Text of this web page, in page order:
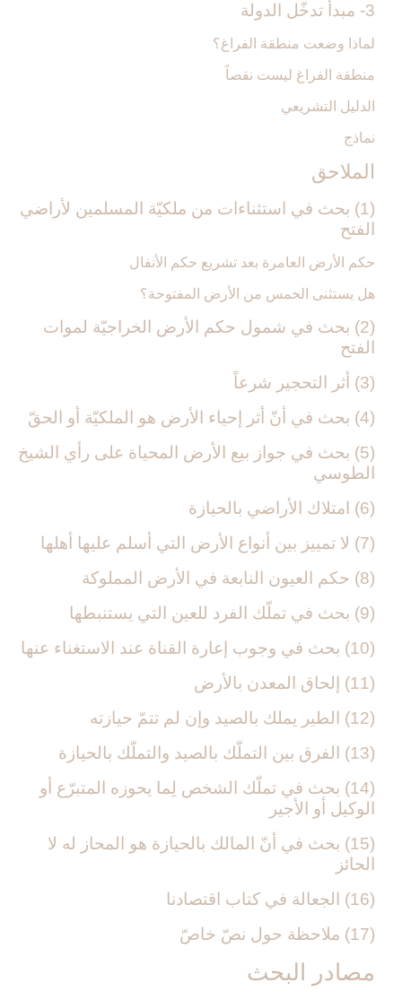
3- مبدأ تدخّل الدولة
لماذا وضعت منطقة الفراغ؟
منطقة الفراغ ليست نقصاً
الدليل التشريعي
نماذج
الملاحق‏
(1) بحث في استثناءات من ملكيّة المسلمين لأراضي
الفتح‏
حكم الأرض العامرة بعد تشريع حكم الأنفال
هل يستثنى الخمس من الأرض المفتوحة؟
(2) بحث في شمول حكم الأرض الخراجيّة لموات
الفتح‏
(3) أثر التحجير شرعاً
(4) بحث في أنّ أثر إحياء الأرض هو الملكيّة أو الحقّ‏
(5) بحث في جواز بيع الأرض المحياة على رأي الشيخ
الطوسي‏
(6) امتلاك الأراضي بالحيازة
(7) لا تمييز بين أنواع الأرض التي أسلم عليها أهلها
(8) حكم العيون النابعة في الأرض المملوكة
(9) بحث في تملّك الفرد للعين التي يستنبطها
(10) بحث في وجوب إعارة القناة عند الاستغناء عنها
(11) إلحاق المعدن بالأرض‏
(12) الطير يملك بالصيد وإن لم تتمّ حيازته‏
(13) الفرق بين التملّك بالصيد والتملّك بالحيازة
(14) بحث في تملّك الشخص لِما يحوزه المتبرّع أو
الوكيل أو الأجير
(15) بحث في أنّ المالك بالحيازة هو المحاز له لا
الحائز
(16) الجعالة في كتاب اقتصادنا
(17) ملاحظة حول نصّ خاصّ‏
مصادر البحث‏